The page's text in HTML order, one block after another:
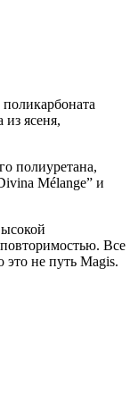
ясеня,
полиуретана,
Mélange” и
Все
не путь Magis.